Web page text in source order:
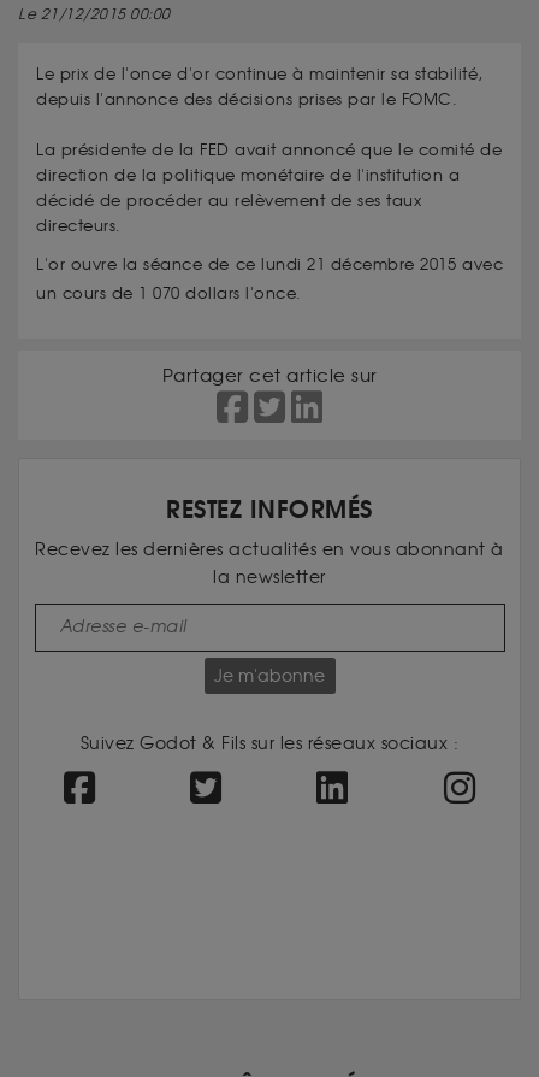
Le 21/12/2015 00:00
Le prix de l'once d'or continue à maintenir sa stabilité,
depuis l'annonce des décisions prises par le FOMC.
La présidente de la FED avait annoncé que le comité de
direction de la politique monétaire de l'institution a
décidé de procéder au relèvement de ses taux
directeurs.
L'or ouvre la séance de ce lundi 21 décembre 2015 avec
un cours de 1 070 dollars l'once.
Partager cet article sur
RESTEZ INFORMÉS
Recevez les dernières actualités en vous abonnant à
la newsletter
Je m'abonne
Suivez Godot & Fils sur les réseaux sociaux :